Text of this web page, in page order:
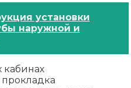
установки
наружной и
кабинах
прокладка